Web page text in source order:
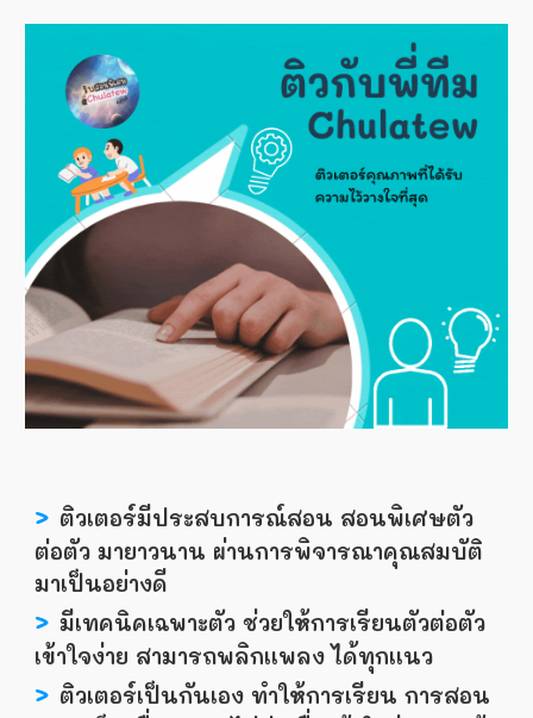
> ติวเตอร์มีประสบการณ์สอน สอนพิเศษตัว
ต่อตัว มายาวนาน ผ่านการพิจารณาคุณสมบัติ
มาเป็นอย่างดี
>มีเทคนิคเฉพาะตัว ช่วยให้การเรียนตัวต่อตัว
เข้าใจง่าย สามารถพลิกเเพลง ได้ทุกเเนว
> ติวเตอร์เป็นกันเอง ทำให้การเรียน การสอน